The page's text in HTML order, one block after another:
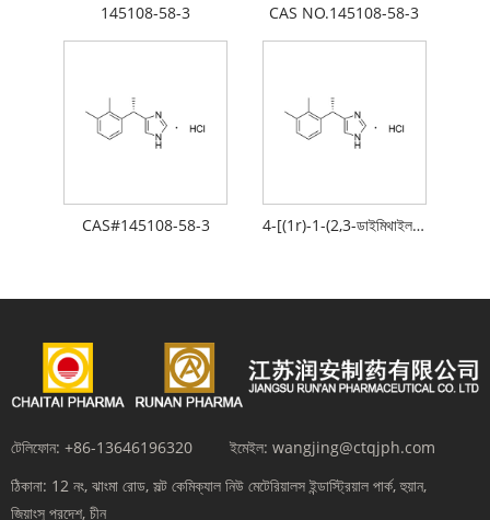
145108-58-3 CAS NO.145108-58-3
CAS#145108-58-3 4-[(1r)-1-(2,3-ডাইমিথাইলফেনাইল)ইথাইল]-3h-ইমিডাজল
টেলিফোন: +86-13646196320 ইমেইল: wangjing@ctqjph.com
ঠিকানা: 12 নং, ঝাংমা রোড, সল্ট কেমিক্যাল নিউ মেটেরিয়ালস ইন্ডাস্ট্রিয়াল পার্ক, হুয়ান,
জিয়াংসু প্রদেশ, চীন